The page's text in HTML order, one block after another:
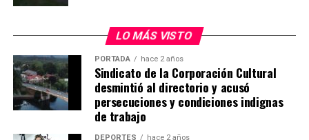
El procedimiento policial se desarrolló cerca de las
12:30 horas en una vivienda ubicada en la comunidad
Antillanca, sector Las Minas, donde personal del GOPE
buscaba detener a Carlos Esteban Cancino Tapia, quien
mantenía una orden de detención vigente por el delito
de homicidio de carabinero en servicio.
De acuerdo con los antecedentes preliminares, al
LO MÁS VISTO
PORTADA hace 2 años
Sindicato de la Corporación Cultural
desmintió al directorio y acusó
persecuciones y condiciones indignas
de trabajo
DEPORTES hace 2 años